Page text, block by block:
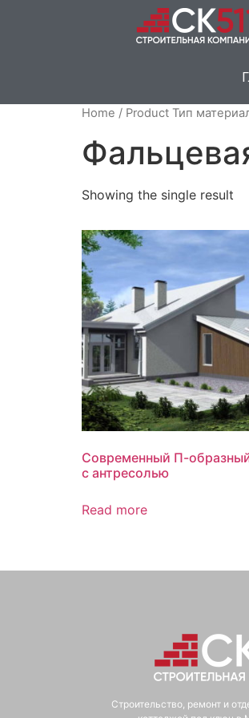
Home / Product Тип
Showing the single result
Современный П-
с антресолью
Read more
Строительство, ремонт и